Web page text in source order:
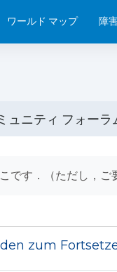
ワールド マップ 障
ュニティ フォーラ
です．（ただし，ご
zum